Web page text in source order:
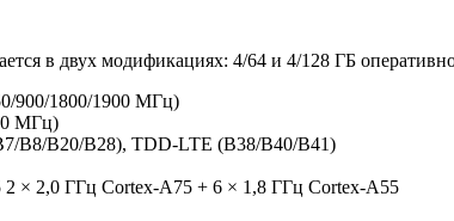
в двух модификациях: 4/64 и 4/128 ГБ
900/1800/1900 МГц)
МГц)
B8/B20/B28), TDD-LTE (B38/B40/B41)
2 × 2,0 ГГц Cortex-A75 + 6 × 1,8 ГГц Cortex-A55